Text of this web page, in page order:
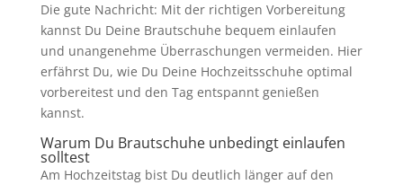
Die gute Nachricht: Mit der richtigen Vorbereitung
kannst Du Deine Brautschuhe bequem einlaufen
und unangenehme Überraschungen vermeiden. Hier
erfährst Du, wie Du Deine Hochzeitsschuhe optimal
vorbereitest und den Tag entspannt genießen
kannst.
Warum Du Brautschuhe unbedingt einlaufen
solltest
Am Hochzeitstag bist Du deutlich länger auf den